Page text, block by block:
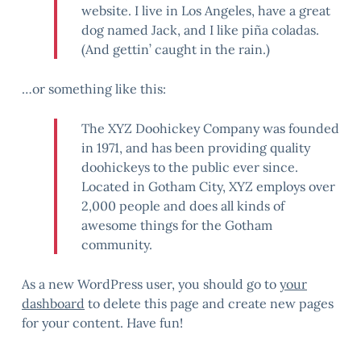
website. I live in Los Angeles, have a great
dog named Jack, and I like piña coladas.
(And gettin’ caught in the rain.)
…or something like this:
The XYZ Doohickey Company was founded
in 1971, and has been providing quality
doohickeys to the public ever since.
Located in Gotham City, XYZ employs over
2,000 people and does all kinds of
awesome things for the Gotham
community.
As a new WordPress user, you should go to your
dashboard to delete this page and create new pages
for your content. Have fun!